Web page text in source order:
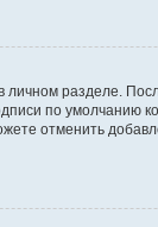
разделе.
по
отменить